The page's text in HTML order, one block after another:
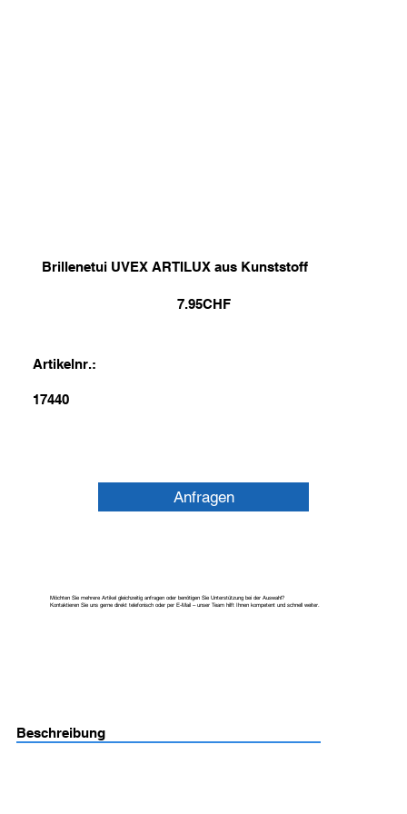
Brillenetui UVEX ARTILUX aus Kunststoff
7.95CHF
Artikelnr.:
17440
Anfragen
Möchten Sie mehrere Artikel gleichzeitig anfragen oder benötigen Sie Unterstützung bei der Auswahl?
Kontaktieren Sie uns gerne direkt telefonisch oder per E-Mail – unser Team hilft Ihnen kompetent und schnell weiter.
Beschreibung